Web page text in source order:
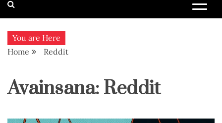
You are Here
Home
Reddit
Avainsana: Reddit